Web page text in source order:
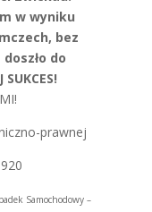
w wyniku
bez
do
prawnej
Samochodowy –